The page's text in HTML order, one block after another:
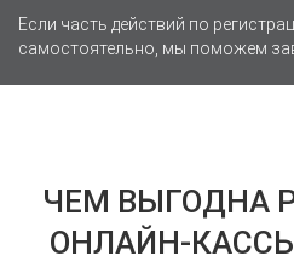
Если часть действий по
самостоятельно, мы поможем
ЧЕМ ВЫГОДНА
ОНЛАЙН-